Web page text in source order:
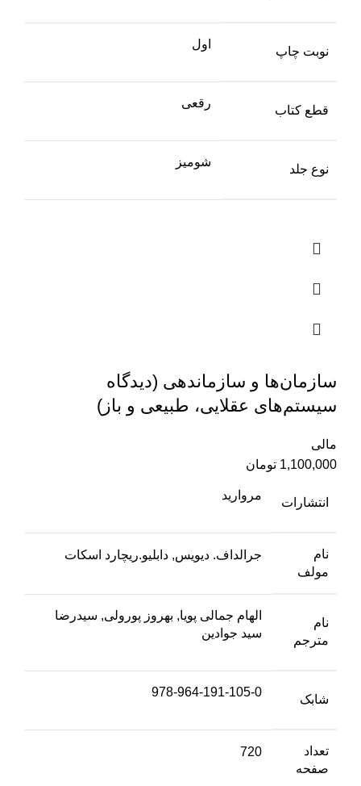
نوبت چاپ
اول
قطع کتاب
رقعی
نوع جلد
شومیز
سازمان‌ها و سازماندهی (دیدگاه
سیستم‌های عقلایی، طبیعی و باز)
مالی
1,100,000 تومان
انتشارات
مروارید
نام
مولف
جرالداف. دیویس, دابلیو.ریچارد اسکات
نام
مترجم
الهام جمالی پویا, بهروز پورولی, سیدرضا
سید جوادین
شابک
978-964-191-105-0
تعداد
صفحه
720